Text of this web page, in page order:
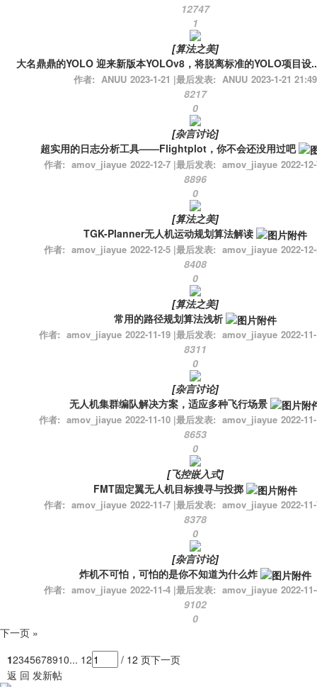
12747
1
[算法之美]
大名鼎鼎的YOLO 迎来新版本YOLOv8，将脱离标准的YOLO项目设
作者: ANUU 2023-1-21 |最后发表: ANUU 2023-1-21 21:49
8217
0
[杂言讨论]
超实用的日志分析工具——Flightplot，你不会还没用过吧
作者: amov_jiayue 2022-12-7 |最后发表: amov_jiayue 2022-
8896
0
[算法之美]
TGK-Planner无人机运动规划算法解读
作者: amov_jiayue 2022-12-5 |最后发表: amov_jiayue 2022-
8408
0
[算法之美]
常用的路径规划算法浅析
作者: amov_jiayue 2022-11-19 |最后发表: amov_jiayue 2022-
8311
0
[杂言讨论]
无人机集群编队解决方案，适应多种飞行场景
作者: amov_jiayue 2022-11-10 |最后发表: amov_jiayue 2022-
8653
0
[飞控嵌入式]
FMT固定翼无人机目标搜寻与投掷
作者: amov_jiayue 2022-11-7 |最后发表: amov_jiayue 2022-
8378
0
[杂言讨论]
炸机不可怕，可怕的是你不知道为什么炸
作者: amov_jiayue 2022-11-4 |最后发表: amov_jiayue 2022-
9102
0
下一页 »
12345678910... 12 / 12 页下一页
返 回 发新帖